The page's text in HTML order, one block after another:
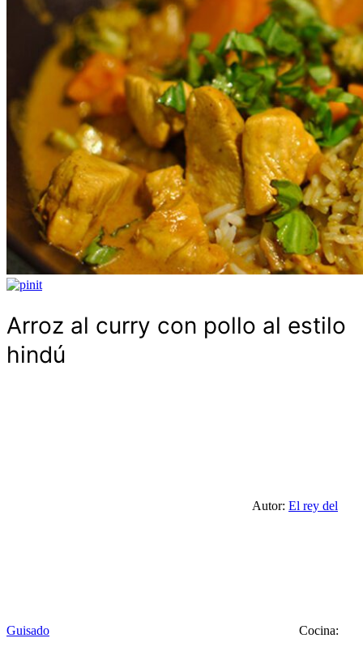
Arroz al curry con pollo al estilo
hindú
Autor: El rey del
Guisado Cocina: